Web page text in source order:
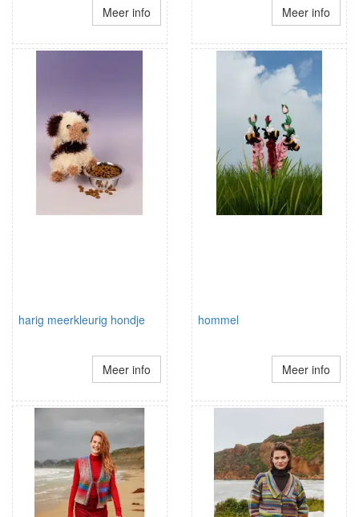
Meer info Meer info
harig meerkleurig hondje
Meer info
hommel
Meer info